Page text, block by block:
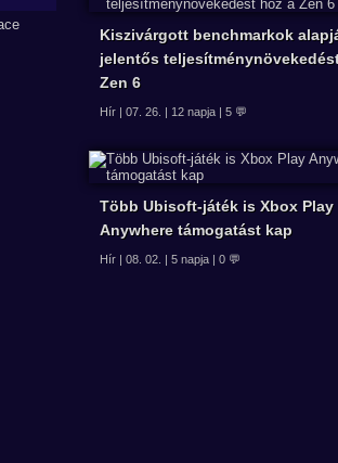
Kiszivárgott benchmarkok
jelentős
Zen 6
Hír | 07. 26. | 12 napja | 5 💬
Több Ubisoft-játék is Xbox Play
Anywhere támogatást kap
Hír | 08. 02. | 5 napja | 0 💬